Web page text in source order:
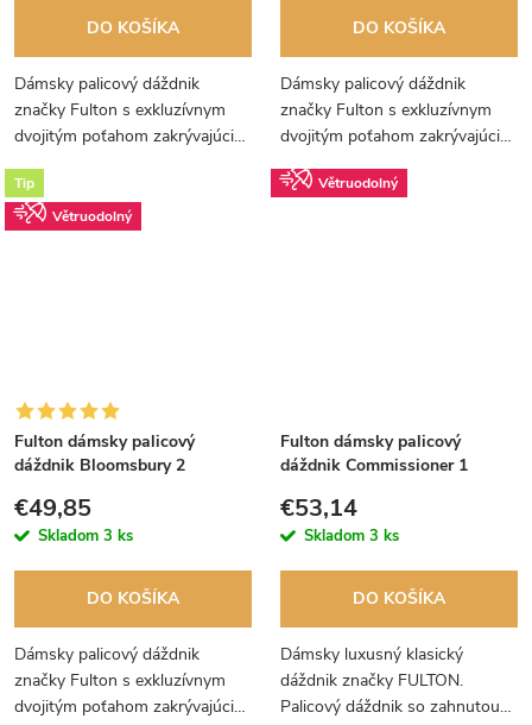
DO KOŠÍKA
Dámsky palicový dáždnik
značky Fulton s exkluzívnym
dvojitým poťahom zakrývajúcim
poťah s neobvyklým motívom
ruží.
DO KOŠÍKA
Dámsky palicový dáždnik
značky Fulton s exkluzívnym
dvojitým poťahom zakrývajúcim
poťah s ružovými hviezdičkami.
Tip
Větruodolný
Fulton dámsky palicový
dáždnik Bloomsbury 2
€49,85
Skladom 3 ks
DO KOŠÍKA
Dámsky palicový dáždnik
značky Fulton s exkluzívnym
dvojitým poťahom zakrývajúcim
Větruodolný
Fulton dámsky palicový
dáždnik Commissioner 1
€53,14
Skladom 3 ks
DO KOŠÍKA
Dámsky luxusný klasický
dáždnik značky FULTON.
Palicový dáždnik so zahnutou